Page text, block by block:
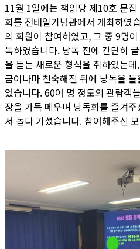
11월 1일에는 책읽당 제10호 문
회를 전태일기념관에서 개최하였
의 회원이 참여하였고, 그 중 9명
독하였습니다. 낭독 전에 간단히
을 듣는 새로운 형식을 취하였는
금이나마 친숙해진 뒤에 낭독을
었습니다. 60여 명 정도의 관람객
장을 가득 메우며 낭독회를 즐겨
서 놀다 가셨습니다. 참여해주신